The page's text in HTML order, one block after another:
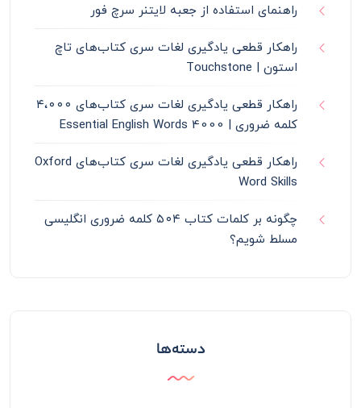
راهنمای استفاده از جعبه لایتنر سرچ فور
راهکار قطعی یادگیری لغات سری کتاب‌های تاچ
استون | Touchstone
راهکار قطعی یادگیری لغات سری کتاب‌های ۴،۰۰۰
کلمه ضروری | 4000 Essential English Words
راهکار قطعی یادگیری لغات سری کتاب‌های Oxford
Word Skills
چگونه بر کلمات کتاب ۵۰۴ کلمه ضروری انگلیسی
مسلط شویم؟
دسته‌ها